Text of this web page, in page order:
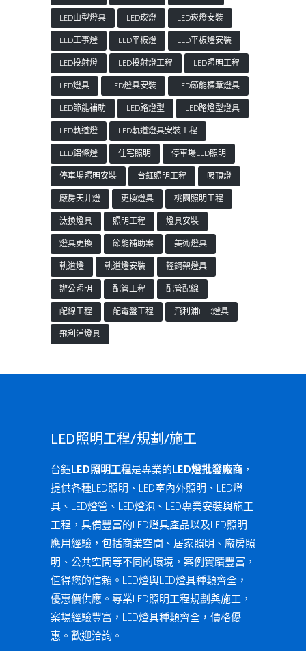
LED山型燈具
LED崁燈
LED崁燈安裝
LED工事燈
LED平板燈
LED平板燈安裝
LED投射燈
LED投射燈工程
LED照明工程
LED燈具
LED燈具安裝
LED節能標章燈具
LED節能補助
LED路燈型
LED路燈型燈具
LED軌道燈
LED軌道燈具安裝工程
LED鋁條燈
住宅照明
停車場LED照明
停車場照明安裝
台鈺照明工程
吸頂燈
廠房天井燈
更換燈具
桃園照明工程
汰換燈具
照明工程
燈具安裝
燈具更換
節能補助案
美術燈具
軌道燈
軌道燈安裝
輕鋼架燈具
辦公照明
配管工程
配管配線
配線工程
配電盤工程
飛利浦LED燈具
飛利浦燈具
LED照明工程/規劃/施工
台鈺LED照明工程是專業的LED燈批發廠商 ，
提供各種LED照明、LED室內外照明、LED燈
具、LED燈管、LED燈泡、LED專業安裝與施工
工程，具備豐富的LED燈具產品以及LED照明
應用經驗，包括商業空間、居家照明、廠房照
明、公共空間等不同的環境，案例實蹟豐富，
值得您的信賴。LED燈與LED燈具種類齊全，
優惠價供應。專業LED照明工程規劃與施工，
案場經驗豐富，LED燈具種類齊全，價格優
惠。歡迎洽詢。